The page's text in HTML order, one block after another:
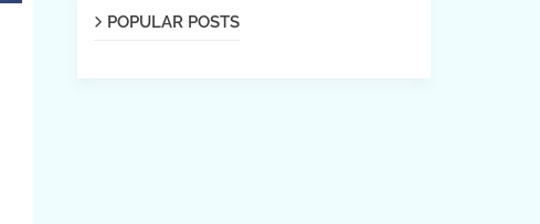
POPULAR POSTS